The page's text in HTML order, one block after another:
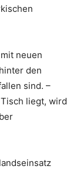
neuen
den
sind. –
liegt, wird